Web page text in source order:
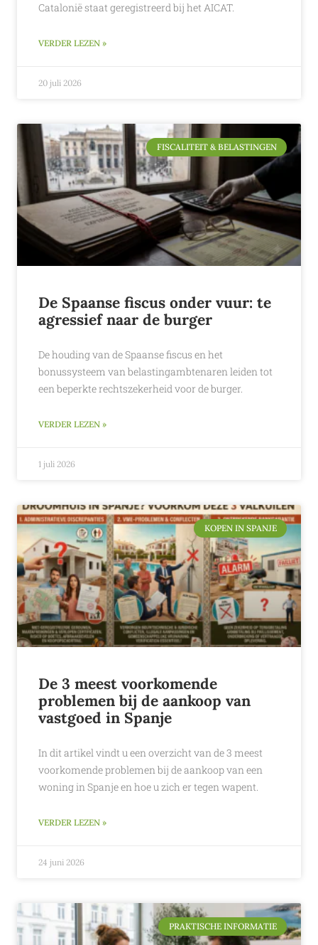
Catalonië staat geregistreerd bij het AICAT.
VERDER LEZEN »
20 juli 2026
FISCALITEIT & BELASTINGEN
De Spaanse fiscus onder vuur: te
agressief naar de burger
De houding van de Spaanse fiscus en het
bonussysteem van belastingambtenaren leiden tot
een beperkte rechtszekerheid voor de burger.
VERDER LEZEN »
1 juli 2026
KOPEN IN SPANJE
De 3 meest voorkomende
problemen bij de aankoop van
vastgoed in Spanje
In dit artikel vindt u een overzicht van de 3 meest
voorkomende problemen bij de aankoop van een
woning in Spanje en hoe u zich er tegen wapent.
VERDER LEZEN »
24 juni 2026
PRAKTISCHE INFORMATIE